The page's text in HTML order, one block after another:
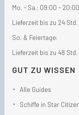
Mo. - Sa.: 09:00 -
Lieferzeit bis zu 24 Std.
So. & Feiertage:
Lieferzeit bis zu 48 Std.
GUT ZU WISSEN
Alle Guides
Schiffe in Star